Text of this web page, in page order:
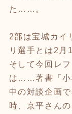
た……。
2部は宝城カイ
リ選手とは2月
そして今回レ
は……著書「小
中の対談企画
時、京平さん